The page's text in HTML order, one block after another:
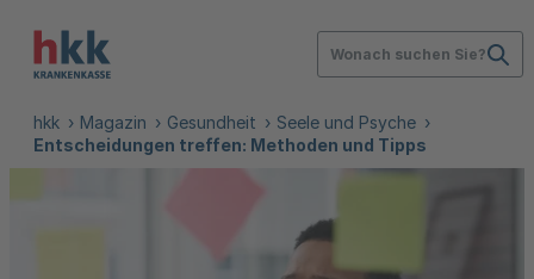
Wonach suchen Sie?
hkk Magazin Gesundheit
Seele und Psyche
Entscheidungen treffen: Methoden und Tipps